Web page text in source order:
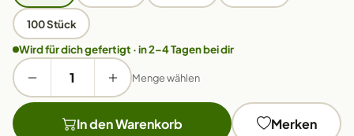
100 Stück
Wird für dich gefertigt · in 2–4 Tagen bei dir
Menge wählen
In den Warenkorb Merken